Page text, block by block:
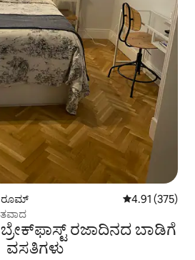
ರೂಮ್ 5 ರಲ್ಲಿ 4.91
4.91 (375)
ರಜಾದಿನದ ಬಾಡಿಗೆ
ವಸತಿಗಳು